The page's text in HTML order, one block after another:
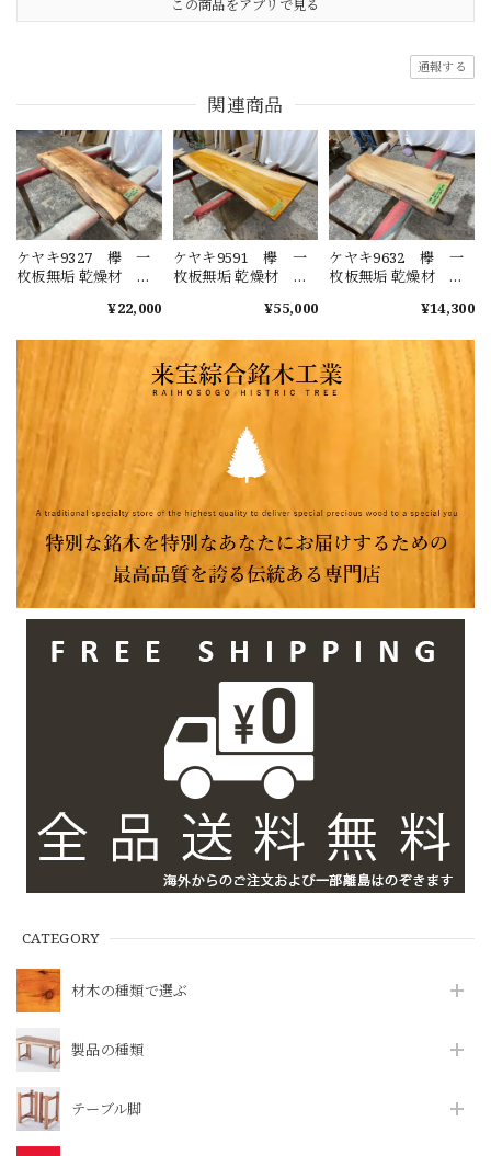
CATEGORY
材木の種類で選ぶ
製品の種類
テーブル脚
この商品をアプリで見る
通報する
関連商品
ケヤキ9327 欅 一
枚板無垢 乾燥材
ローテーブル セン
ニングテーブル カ
ウンター
¥22,000
ケヤキ9591 欅 一
枚板無垢 乾燥材
550x50mm ローテー
ブル ダイニングテ
ーブル カウンター
¥55,000
ケヤキ9632 欅 一
枚板無垢 乾燥材
260x45mm ローテー
ブル ダイニングテ
ーブル カウンター
¥14,300